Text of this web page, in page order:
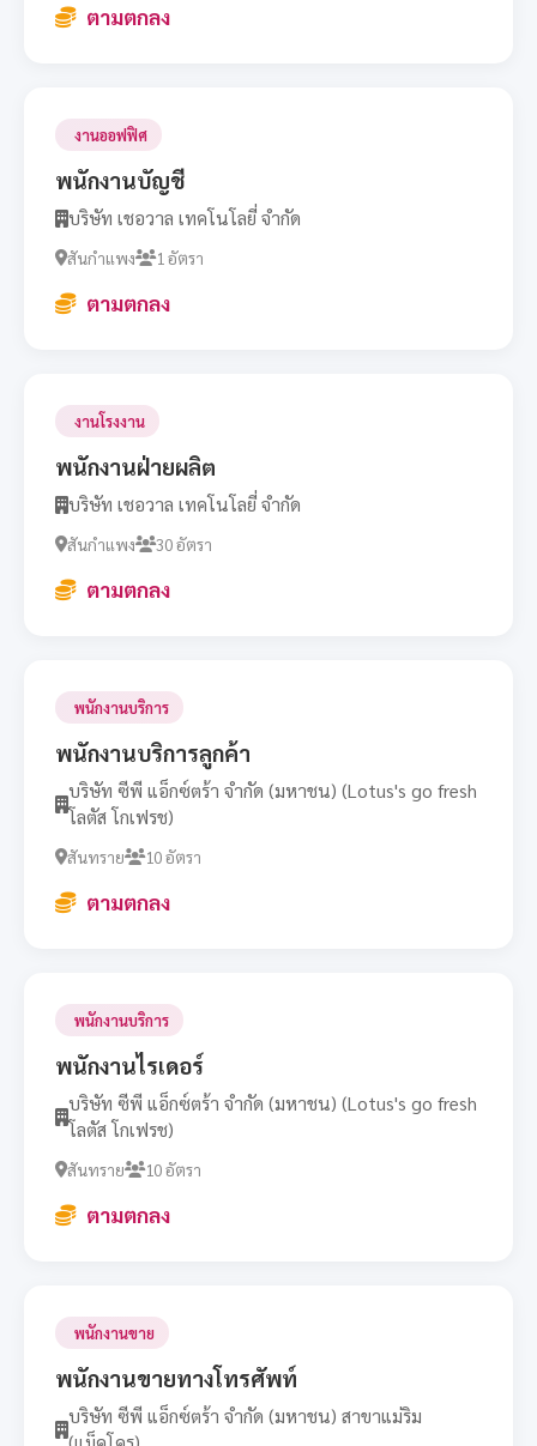
ตามตกลง
งานออฟฟิศ
พนักงานบัญชี
บริษัท เชอวาล เทคโนโลยี่ จำกัด
สันกำแพง 1 อัตรา
ตามตกลง
งานโรงงาน
พนักงานฝ่ายผลิต
บริษัท เชอวาล เทคโนโลยี่ จำกัด
สันกำแพง 30 อัตรา
ตามตกลง
พนักงานบริการ
พนักงานบริการลูกค้า
บริษัท ซีพี แอ็กซ์ตร้า จำกัด (มหาชน) (Lotus's go fresh
โลตัส โกเฟรช)
สันทราย 10 อัตรา
ตามตกลง
พนักงานบริการ
พนักงานไรเดอร์
บริษัท ซีพี แอ็กซ์ตร้า จำกัด (มหาชน) (Lotus's go fresh
โลตัส โกเฟรช)
สันทราย 10 อัตรา
ตามตกลง
พนักงานขาย
พนักงานขายทางโทรศัพท์
บริษัท ซีพี แอ็กซ์ตร้า จำกัด (มหาชน) สาขาแม่ริม